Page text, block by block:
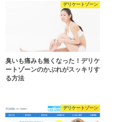
デリケートゾーン
臭いも痛みも無くなった！デリケ
ートゾーンのかぶれがスッキリす
る方法
デリケートゾーン